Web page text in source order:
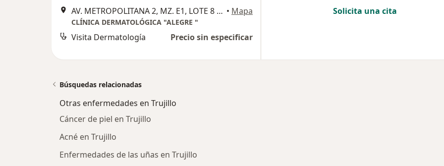
AV. METROPOLITANA 2, MZ. E1, LOTE 8 - URB. SAN ISIDRO I, Trujillo • Mapa
CLÍNICA DERMATOLÓGICA "ALEGRE "
Visita Dermatología Precio sin especificar
Solicita una cita
Búsquedas relacionadas
Otras enfermedades en Trujillo
Cáncer de piel en Trujillo
Acné en Trujillo
Enfermedades de las uñas en Trujillo